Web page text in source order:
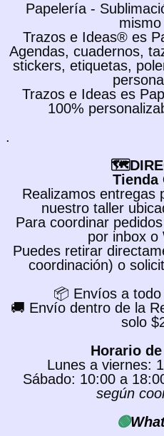
Papelería -
mismo
Trazos e Ideas® es
Agendas, cuadernos,
stickers, etiquetas,
Trazos e Ideas es
100%
.
Tienda
Realizamos entregas
nuestro taller
Para coordinar
por inbox o
Puedes retirar
coordinación) o
📦 Envíos a todo
🚚 Envío dentro de la
solo
Horario
Lunes a viernes:
Sábado: 10:00 a
según
🟢